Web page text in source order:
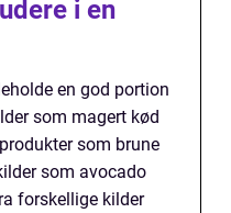
i en
en god portion
som magert kød
som brune
som avocado
forskellige kilder